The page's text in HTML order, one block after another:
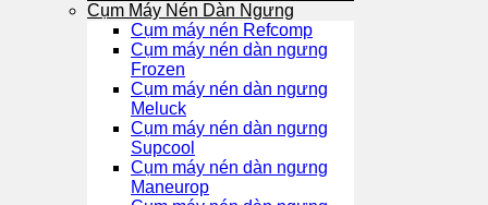
Cụm Máy Nén Dàn Ngưng
Cụm máy nén Refcomp
Cụm máy nén dàn ngưng
Frozen
Cụm máy nén dàn ngưng
Meluck
Cụm máy nén dàn ngưng
Supcool
Cụm máy nén dàn ngưng
Maneurop